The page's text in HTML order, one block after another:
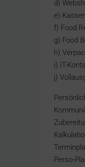
d)
e)
f) Food
g) Food
h)
i) IT-
j)
Perso-